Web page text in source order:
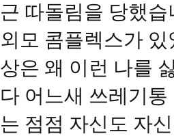
근 따돌림을 당했
외모 콤플렉스가
상은 왜 이런 나를
다 어느새 쓰레기
는 점점 자신도 자